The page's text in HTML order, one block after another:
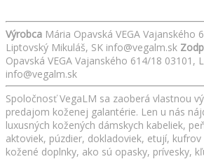
Výrobca Mária Opavská VEGA Vajanského
Liptovský Mikuláš, SK info@vegalm.sk
Opavská VEGA Vajanského 614/18 03101,
info@vegalm.sk
Spoločnosť VegaLM sa zaoberá vlastnou
predajom koženej galantérie. Len u nás
luxusných kožených dámskych kabeliek,
aktoviek, púzdier, dokladoviek, etují,
kožené doplnky, ako sú opasky, prívesky,